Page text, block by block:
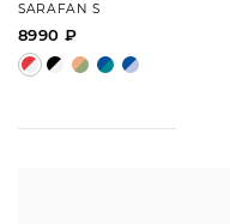
SARAFAN S
8990 ₽